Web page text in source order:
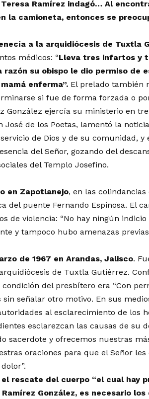
Ramírez indagó… Al
la camioneta, entonces se
a la arquidiócesis de Tuxtla
médicos: “Lleva tres infartos y
su obispo le dio permiso de
enferma”. El prelado también
si fue de forma forzada o
González ejercía su ministerio en
de los Poetas, lamentó la
de Dios y de su comunidad, y
del Señor, gozando del
del Templo Josefino.
en Zapotlanejo, en las colindancias
del puente Fernando Espinosa. El
de violencia: “No hay ningún
y tampoco hubo amenazas
de 1967 en Arandas, Jalisco.
de Tuxtla Gutiérrez.
del presbítero era “Con
señalar otro motivo. En sus
al esclarecimiento de los
esclarezcan las causas de su
sacerdote y ofrecemos nuestras
oraciones para que el Señor les
rescate del cuerpo “el cual hay
González, es necesario